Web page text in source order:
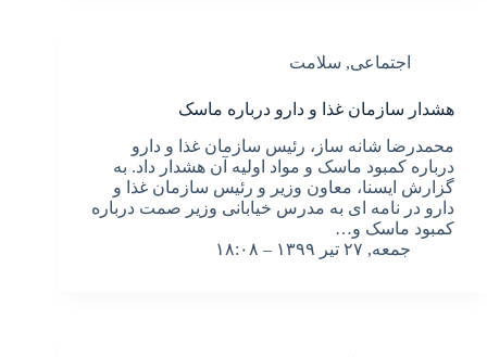
اجتماعی, سلامت
هشدار سازمان غذا و دارو درباره ماسک
محمدرضا شانه ساز، رئیس سازمان غذا و دارو
درباره کمبود ماسک و مواد اولیه آن هشدار داد. به
گزارش ایسنا، معاون وزیر و رئیس سازمان غذا و
دارو در نامه ای به مدرس خیابانی وزیر صمت درباره
کمبود ماسک و…
جمعه, ۲۷ تیر ۱۳۹۹ – ۱۸:۰۸